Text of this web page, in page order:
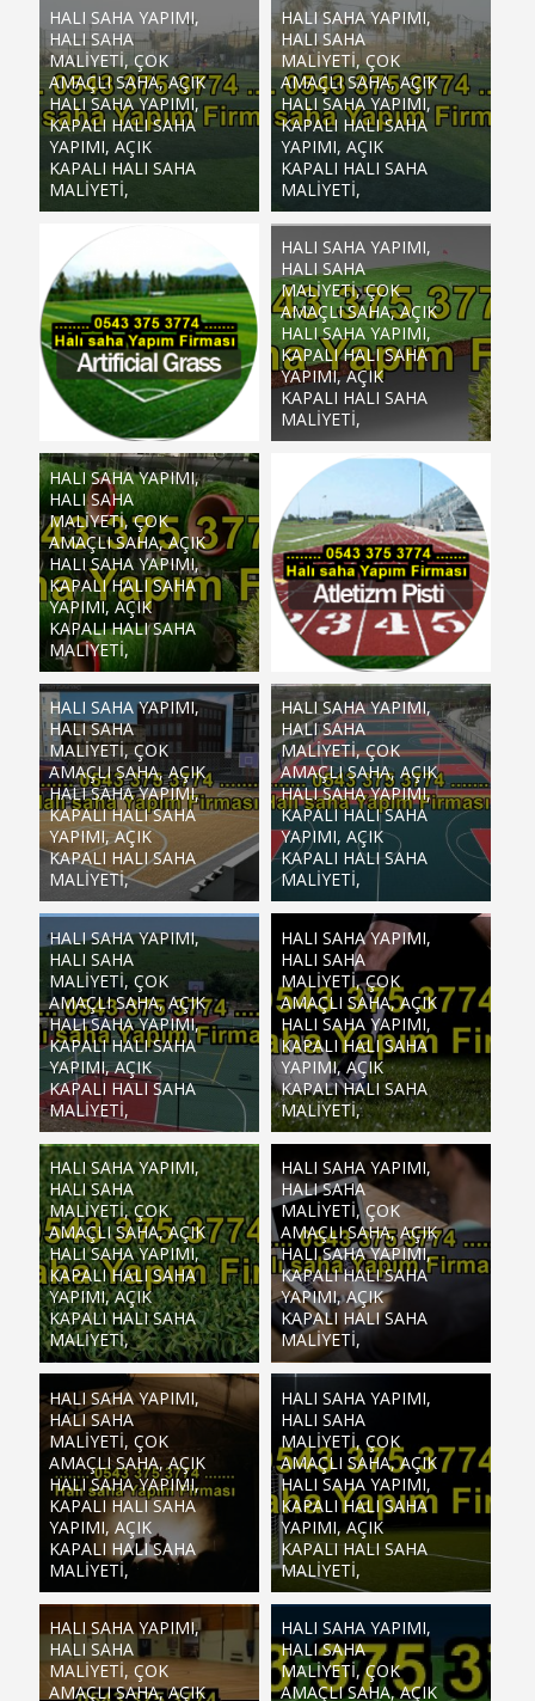
HALI SAHA YAPIMI,
HALI SAHA
MALIYETI, ÇOK
AMAÇLI SAHA, AÇIK
HALI SAHA YAPIMI,
KAPALI HALI SAHA
YAPIMI, AÇIK
KAPALI HALI SAHA
MALIYETI,
HALI SAHA YAPIMI,
HALI SAHA
MALIYETI, ÇOK
AMAÇLI SAHA, AÇIK
HALI SAHA YAPIMI,
KAPALI HALI SAHA
YAPIMI, AÇIK
KAPALI HALI SAHA
MALIYETI,
HALI SAHA YAPIMI,
HALI SAHA
MALIYETI, ÇOK
AMAÇLI SAHA, AÇIK
HALI SAHA YAPIMI,
KAPALI HALI SAHA
YAPIMI, AÇIK
KAPALI HALI SAHA
MALIYETI,
HALI SAHA YAPIMI,
HALI SAHA
MALIYETI, ÇOK
AMAÇLI SAHA, AÇIK
HALI SAHA YAPIMI,
KAPALI HALI SAHA
YAPIMI, AÇIK
KAPALI HALI SAHA
MALIYETI,
HALI SAHA YAPIMI,
HALI SAHA
MALIYETI, ÇOK
AMAÇLI SAHA, AÇIK
HALI SAHA YAPIMI,
KAPALI HALI SAHA
YAPIMI, AÇIK
KAPALI HALI SAHA
MALIYETI,
HALI SAHA YAPIMI,
HALI SAHA
MALIYETI, ÇOK
AMAÇLI SAHA, AÇIK
HALI SAHA YAPIMI,
KAPALI HALI SAHA
YAPIMI, AÇIK
KAPALI HALI SAHA
MALIYETI,
HALI SAHA YAPIMI,
HALI SAHA
MALIYETI, ÇOK
AMAÇLI SAHA, AÇIK
HALI SAHA YAPIMI,
KAPALI HALI SAHA
YAPIMI, AÇIK
KAPALI HALI SAHA
MALIYETI,
HALI SAHA YAPIMI,
HALI SAHA
MALIYETI, ÇOK
AMAÇLI SAHA, AÇIK
HALI SAHA YAPIMI,
KAPALI HALI SAHA
YAPIMI, AÇIK
KAPALI HALI SAHA
MALIYETI,
HALI SAHA YAPIMI,
HALI SAHA
MALIYETI, ÇOK
AMAÇLI SAHA, AÇIK
HALI SAHA YAPIMI,
KAPALI HALI SAHA
YAPIMI, AÇIK
KAPALI HALI SAHA
MALIYETI,
HALI SAHA YAPIMI,
HALI SAHA
MALIYETI, ÇOK
AMAÇLI SAHA, AÇIK
HALI SAHA YAPIMI,
KAPALI HALI SAHA
YAPIMI, AÇIK
KAPALI HALI SAHA
MALIYETI,
HALI SAHA YAPIMI,
HALI SAHA
MALIYETI, ÇOK
AMAÇLI SAHA, AÇIK
HALI SAHA YAPIMI,
KAPALI HALI SAHA
YAPIMI, AÇIK
KAPALI HALI SAHA
MALIYETI,
HALI SAHA YAPIMI,
HALI SAHA
MALIYETI, ÇOK
AMAÇLI SAHA, AÇIK
HALI SAHA YAPIMI,
KAPALI HALI SAHA
YAPIMI, AÇIK
KAPALI HALI SAHA
MALIYETI,
HALI SAHA YAPIMI,
HALI SAHA
MALIYETI, ÇOK
AMAÇLI SAHA, AÇIK
HALI SAHA YAPIMI,
HALI SAHA
MALIYETI, ÇOK
AMAÇLI SAHA, AÇIK